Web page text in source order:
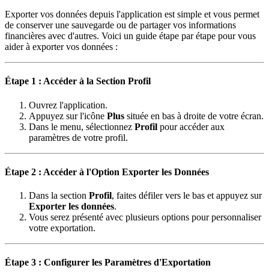
Exporter vos données depuis l'application est simple et vous permet
de conserver une sauvegarde ou de partager vos informations
financières avec d'autres. Voici un guide étape par étape pour vous
aider à exporter vos données :
Étape 1 : Accéder à la Section Profil
Ouvrez l'application.
Appuyez sur l'icône Plus située en bas à droite de votre écran.
Dans le menu, sélectionnez Profil pour accéder aux
paramètres de votre profil.
Étape 2 : Accéder à l'Option Exporter les Données
Dans la section Profil, faites défiler vers le bas et appuyez sur
Exporter les données.
Vous serez présenté avec plusieurs options pour personnaliser
votre exportation.
Étape 3 : Configurer les Paramètres d'Exportation